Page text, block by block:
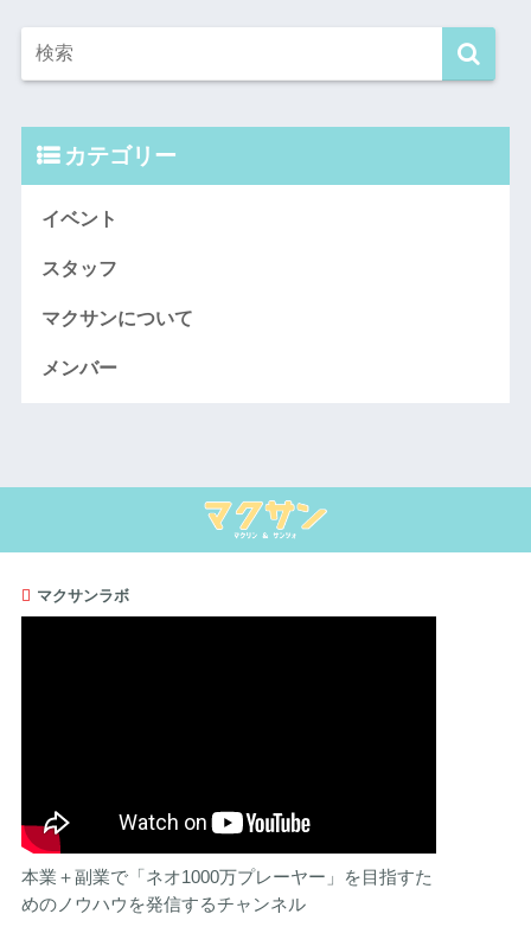
カテゴリー
イベント
スタッフ
マクサンについて
メンバー
マクサンラボ
本業＋副業で「ネオ1000万プレーヤー」を目指すた
めのノウハウを発信するチャンネル